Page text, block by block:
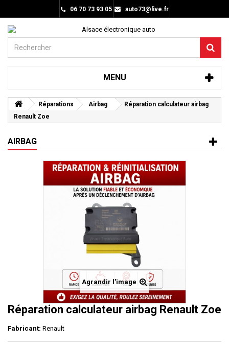
06 70 73 93 05 auto73@live.fr
MENU
Réparations Airbag
Réparation calculateur airbag
Renault Zoe
AIRBAG
Agrandir l'image
Réparation calculateur airbag Renault Zoe
Fabricant: Renault